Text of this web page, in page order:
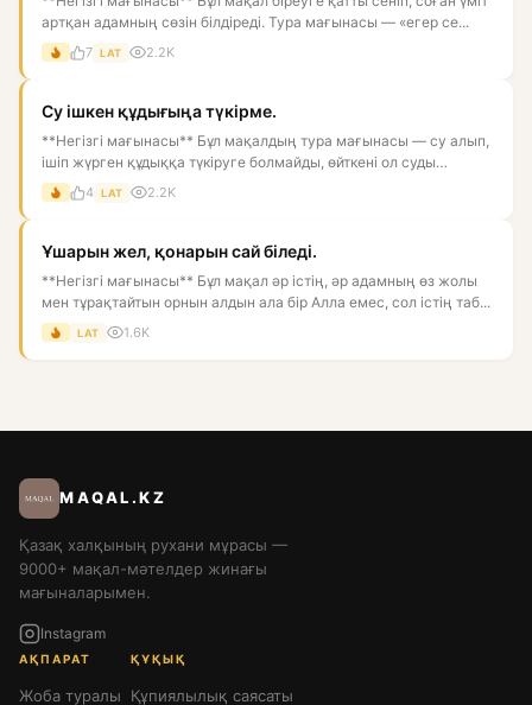
артқан адамның сөзін білдіреді. Тура мағынасы — «егер се...
7 LAT 2.2K
Су ішкен құдығыңа түкірме.
**Негізгі мағынасы** Бұл мақалдың тура мағынасы — су алып,
ішіп жүрген құдыққа түкіруге болмайды, өйткені ол суды
ластай...
4 LAT 2.2K
Ұшарын жел, қонарын сай біледі.
**Негізгі мағынасы** Бұл мақал әр істің, әр адамның өз жолы
мен тұрақтайтын орнын алдын ала бір Алла емес, сол істің таб...
LAT 1.6K
MAQAL.KZ
Қазақ халқының рухани мұрасы —
9000+ мақал-мәтелдер жинағы
мағыналарымен.
Instagram
АҚПАРАТ
Жоба туралы
ҚҰҚЫҚ
Құпиялылық саясаты